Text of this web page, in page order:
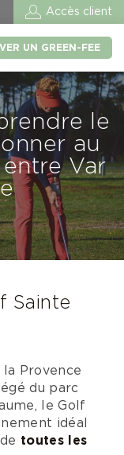
Accès client
UN GREEN-FEE
le
au
Var
Sainte
Provence
du parc
le Golf
idéal
toutes les